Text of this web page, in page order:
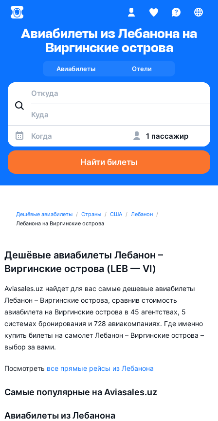
Авиабилеты из Лебанона на
Виргинские острова
Авиабилеты Отели
Когда 1 пассажир
Найти билеты
Дешёвые авиабилеты Страны США
Лебанон
Лебанона на Виргинские острова
Дешёвые авиабилеты Лебанон –
Виргинские острова (LEB — VI)
Aviasales.uz найдет для вас самые дешевые авиабилеты
Лебанон – Виргинские острова, сравнив стоимость
авиабилета на Виргинские острова в 45 агентствах, 5
системах бронирования и 728 авиакомпаниях. Где именно
купить билеты на самолет Лебанон – Виргинские острова –
выбор за вами.
Посмотреть все прямые рейсы из Лебанона
Самые популярные на Aviasales.uz
Авиабилеты из Лебанона